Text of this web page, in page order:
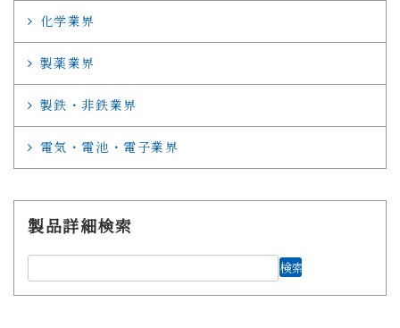
化学業界
製薬業界
製鉄・非鉄業界
電気・電池・電子業界
製品詳細検索